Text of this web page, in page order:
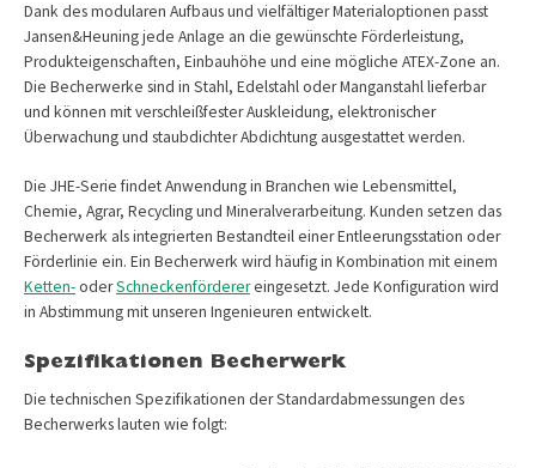
Dank des modularen Aufbaus und vielfältiger Materialoptionen passt
Jansen&Heuning jede Anlage an die gewünschte Förderleistung,
Produkteigenschaften, Einbauhöhe und eine mögliche ATEX-Zone an.
Die Becherwerke sind in Stahl, Edelstahl oder Manganstahl lieferbar
und können mit verschleißfester Auskleidung, elektronischer
Überwachung und staubdichter Abdichtung ausgestattet werden.
Die JHE-Serie findet Anwendung in Branchen wie Lebensmittel,
Chemie, Agrar, Recycling und Mineralverarbeitung. Kunden setzen das
Becherwerk als integrierten Bestandteil einer Entleerungsstation oder
Förderlinie ein. Ein Becherwerk wird häufig in Kombination mit einem
Ketten-oderSchneckenförderereingesetzt. Jede Konfiguration wird
in Abstimmung mit unseren Ingenieuren entwickelt.
Spezifikationen Becherwerk
Die technischen Spezifikationen der Standardabmessungen des
Becherwerks lauten wie folgt: